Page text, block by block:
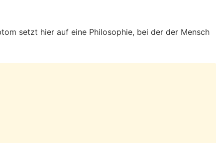
setzt hier auf eine Philosophie, bei der der Mensch